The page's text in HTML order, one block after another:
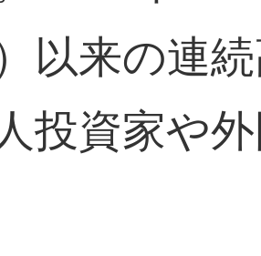
以来の連
投資家や外